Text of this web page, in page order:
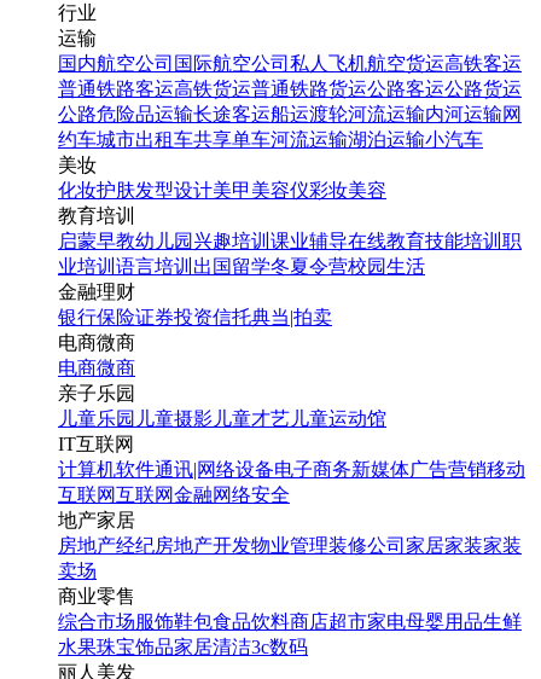
行业
运输
国内航空公司 国际航空公司 私人飞机航空货运高铁客运
普通铁路客运高铁货运普通铁路货运公路客运公路货运
公路危险品运输长途客运船运渡轮河流运输内河运输网
约车城市出租车共享单车河流运输湖泊运输小汽车
美妆
化妆护肤发型设计美甲 美容仪彩妆美容
教育培训
启蒙早教幼儿园 兴趣培训 课业辅导在线教育技能培训 职
业培训 语言培训 出国留学冬夏令营校园生活
金融理财
银行保险证券投资信托典当|拍卖
电商微商
电商微商
亲子乐园
儿童乐园 儿童摄影 儿童才艺 儿童运动馆
IT互联网
计算机软件通讯|网络设备电子商务新媒体广告营销移动
互联网互联网金融网络安全
地产家居
房地产经纪房地产开发物业管理装修公司 家居家装家装
卖场
商业零售
综合市场服饰鞋包食品饮料商店超市家电母婴用品生鲜
水果珠宝饰品家居清洁3c数码
丽人美发